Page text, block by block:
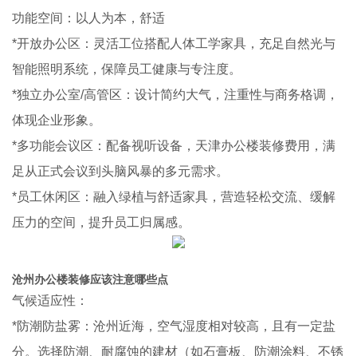
功能空间：以人为本，舒适
*开放办公区：灵活工位搭配人体工学家具，充足自然光与
智能照明系统，保障员工健康与专注度。
*独立办公室/高管区：设计简约大气，注重性与商务格调，
体现企业形象。
*多功能会议区：配备视听设备，天津办公楼装修费用，满
足从正式会议到头脑风暴的多元需求。
*员工休闲区：融入绿植与舒适家具，营造轻松交流、缓解
压力的空间，提升员工归属感。
沧州办公楼装修应该注意哪些点
气候适应性：
*防潮防盐雾：沧州近海，空气湿度相对较高，且有一定盐
分。选择防潮、耐腐蚀的建材（如石膏板、防潮涂料、不锈